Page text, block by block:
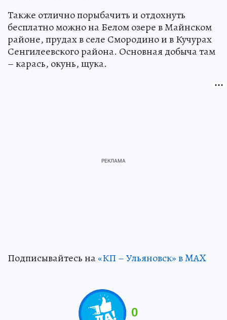
Также отлично порыбачить и отдохнуть
бесплатно можно на Белом озере в Майнском
районе, прудах в селе Смородино и в Кучурах
Сенгилеевского района. Основная добыча там
– карась, окунь, щука.
Подписывайтесь на«КП – Ульяновск» в MAX
0